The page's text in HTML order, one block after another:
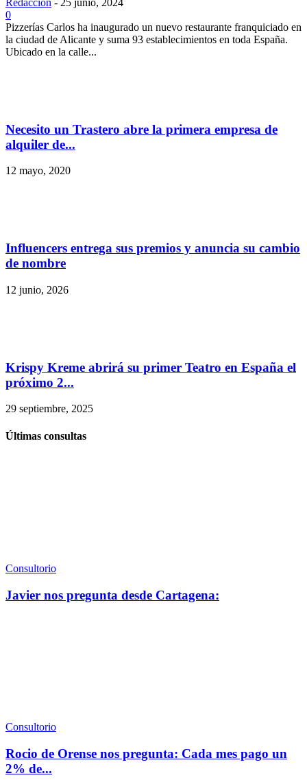
Redacción - 25 junio, 2024
0
Pizzerías Carlos ha inaugurado un nuevo restaurante franquiciado en
la ciudad de Alicante y suma 93 establecimientos en toda España.
Ubicado en la calle...
Necesito un Trastero abre la primera empresa de
alquiler de...
12 mayo, 2020
Influencers entrega sus premios y anuncia su cambio
de nombre
12 junio, 2026
Krispy Kreme abrirá su primer Teatro en España el
próximo 2...
29 septiembre, 2025
Últimas consultas
Consultorio
Javier nos pregunta desde Cartagena:
Consultorio
Rocio de Orense nos pregunta: Cada mes pago un
2% de...